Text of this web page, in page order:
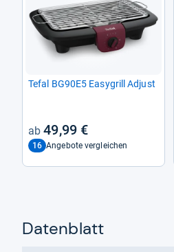
Tefal BG90E5 Easy­grill Adjust
49,99 €
16 Angebote vergleichen
Datenblatt